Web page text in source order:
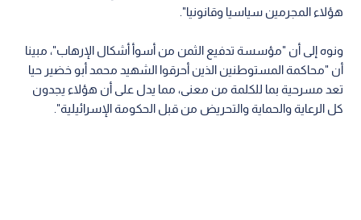
هؤلاء المجرمين سياسيا وقانونيا".
ونوه إلى أن "مؤسسة تدفيع الثمن من أسوأ أشكال الإرهاب"، مبينا
أن "محاكمة المستوطنين الذين أحرقوا الشهيد محمد أبو خضير حيا
تعد مسرحية بما للكلمة من معنى، مما يدل على أن هؤلاء يجدون
كل الرعاية والحماية والتحريض من قبل الحكومة الإسرائيلية".